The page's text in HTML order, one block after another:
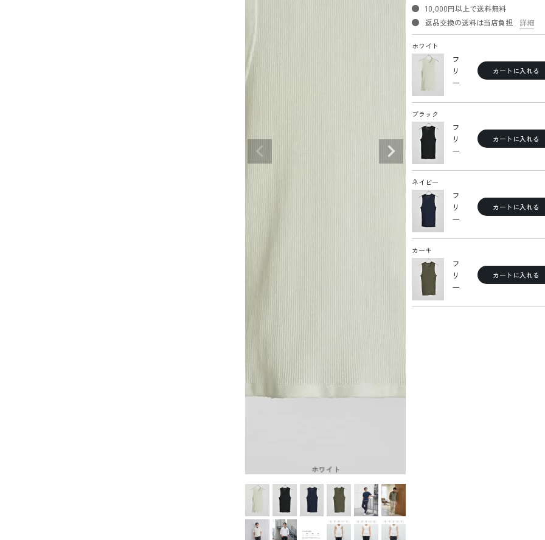
ホワイト
10,000円以上で送料無料
返品交換の送料は当店負担
詳細
ホワイト
フ
リ
ー
カートに入れる
ブラック
フ
リ
ー
カートに入れる
ネイビー
フ
リ
ー
カートに入れる
カーキ
フ
リ
ー
カートに入れる